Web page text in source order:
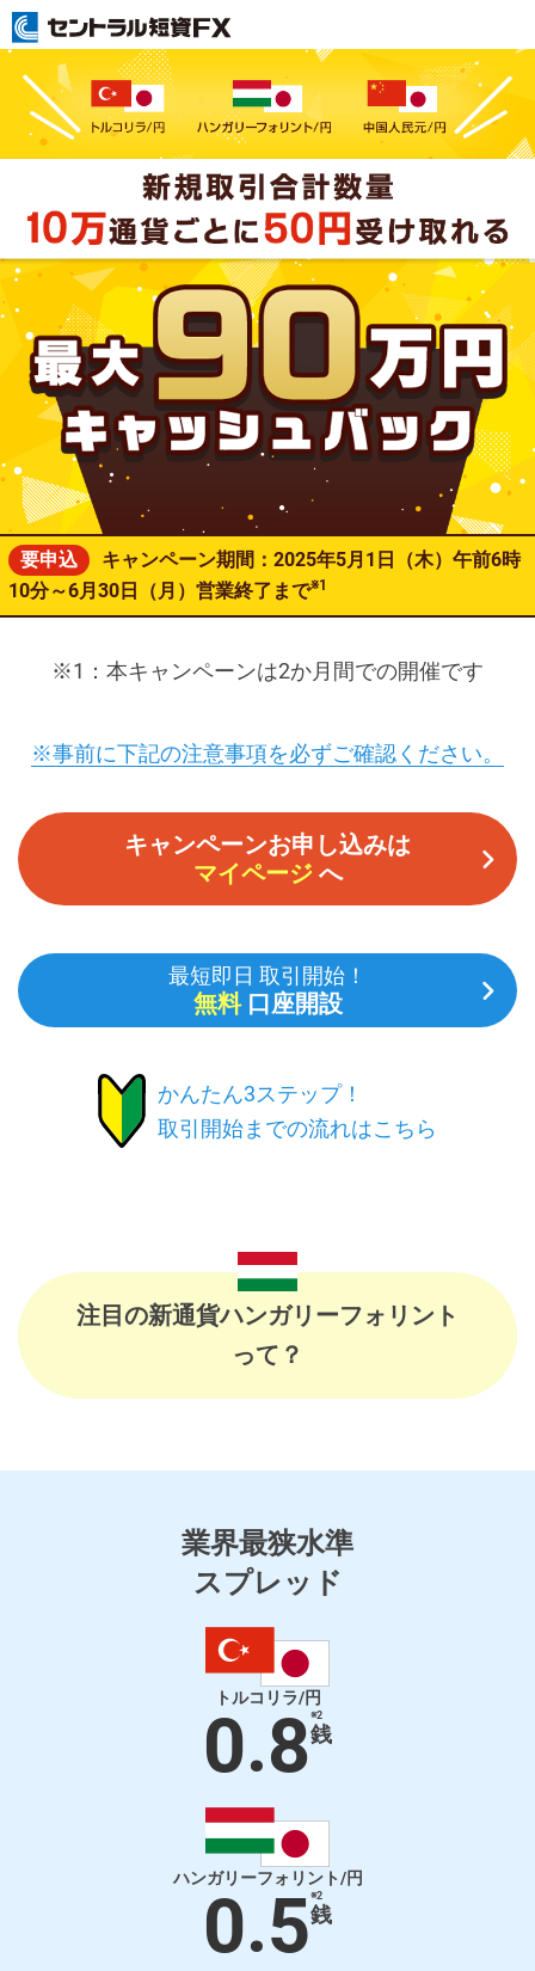
要申込
キャンペーン期間：2025年5月1日（木）午前6時
10分～6月30日（月）営業終了まで※1
※1：本キャンペーンは2か月間での開催です
※事前に下記の注意事項を必ずご確認ください。
キャンペーンお申し込みは
マイページ へ
最短即日 取引開始！
無料 口座開設
かんたん3ステップ！
取引開始までの流れはこちら
注目の新通貨ハンガリーフォリント
って？
業界最狭水準
スプレッド
トルコリラ/円
0.8銭
※2
ハンガリーフォリント/円
0.5銭
※2